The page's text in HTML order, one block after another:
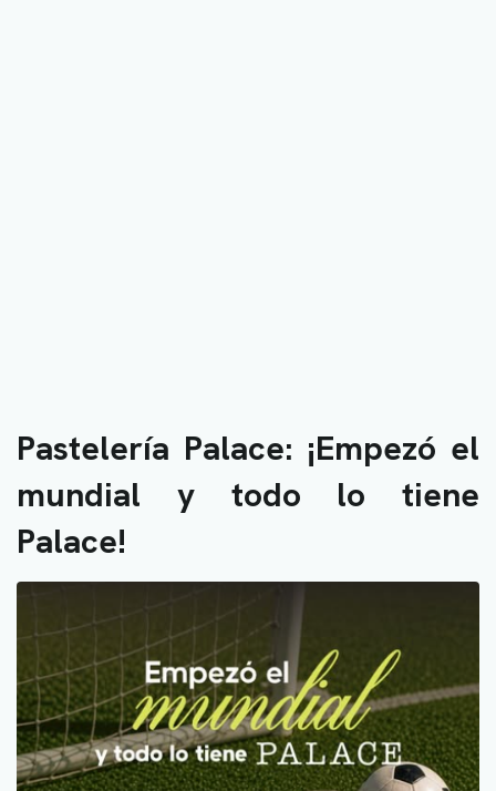
Pastelería Palace: ¡Empezó el
mundial y todo lo tiene
Palace!